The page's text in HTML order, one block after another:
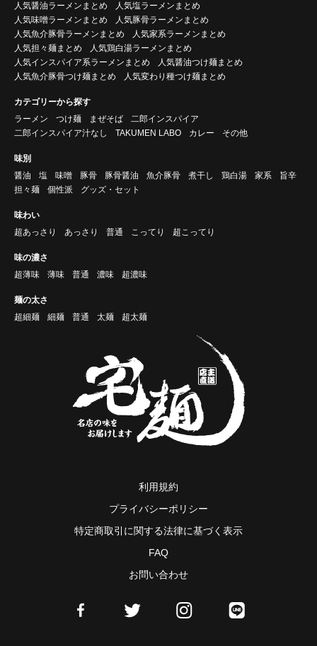
人気醤油ラーメンまとめ
人気塩ラーメンまとめ
人気味噌ラーメンまとめ
人気豚骨ラーメンまとめ
人気魚介豚骨ラーメンまとめ
人気家系ラーメンまとめ
人気担々麺まとめ
人気鶏白湯ラーメンまとめ
人気インスパイア系ラーメンまとめ
人気醤油つけ麺まとめ
人気魚介豚骨つけ麺まとめ
人気変わり種つけ麺まとめ
カテゴリーから探す
ラーメン
つけ麺 まぜそば
二郎インスパイア
二郎インスパイア汁なし
TAKUMEN LABO カレー その他
味別
醤油
塩 味噌 豚骨 豚骨醤油 魚介豚骨 煮干し 鶏白湯 家系
旨辛
担々麺
個性派 グッズ・セット
味わい
超あっさり
あっさり 普通 こってり 超こってり
味の濃さ
超薄味
薄味 普通 濃味 超濃味
麺の太さ
超細麺
細麺 普通 太麺 超太麺
利用規約
プライバシーポリシー
特定商取引に関する法律に基づく表示
FAQ
お問い合わせ